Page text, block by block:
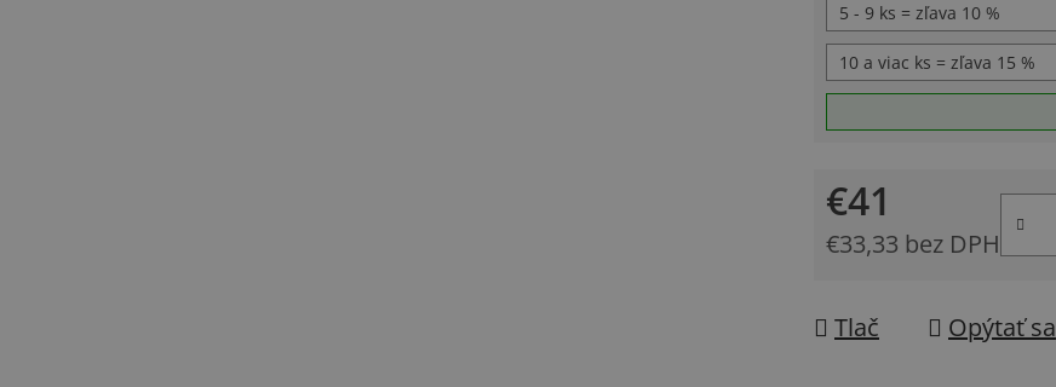
5 - 9 ks = zľava 10 %
10 a viac ks = zľava 15 %
€41
€33,33 bez DPH
Tlač Opýtať sa